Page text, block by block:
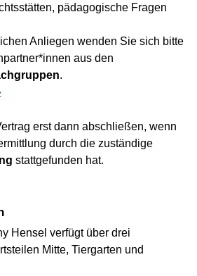
pädagogische Fragen
Anliegen wenden Sie sich bitte
aus den
.
erst dann abschließen, wenn
durch die zuständige
stattgefunden hat.
Hensel verfügt über drei
Mitte, Tiergarten und